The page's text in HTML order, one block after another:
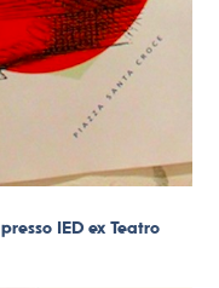
presso IED ex Teatro